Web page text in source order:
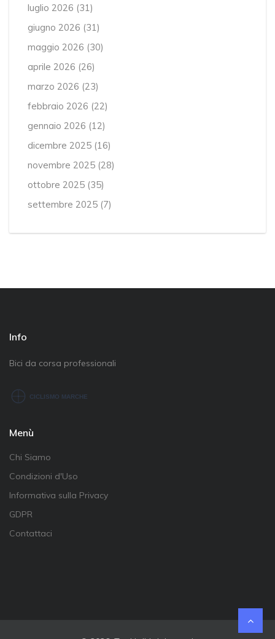
luglio 2026 (31)
giugno 2026 (31)
maggio 2026 (30)
aprile 2026 (26)
marzo 2026 (23)
febbraio 2026 (22)
gennaio 2026 (12)
dicembre 2025 (16)
novembre 2025 (28)
ottobre 2025 (35)
settembre 2025 (7)
Info
Bici da corsa professionali
Menù
Chi Siamo
Condizioni d'Uso
Informativa sulla Privacy
GDPR
Contattaci